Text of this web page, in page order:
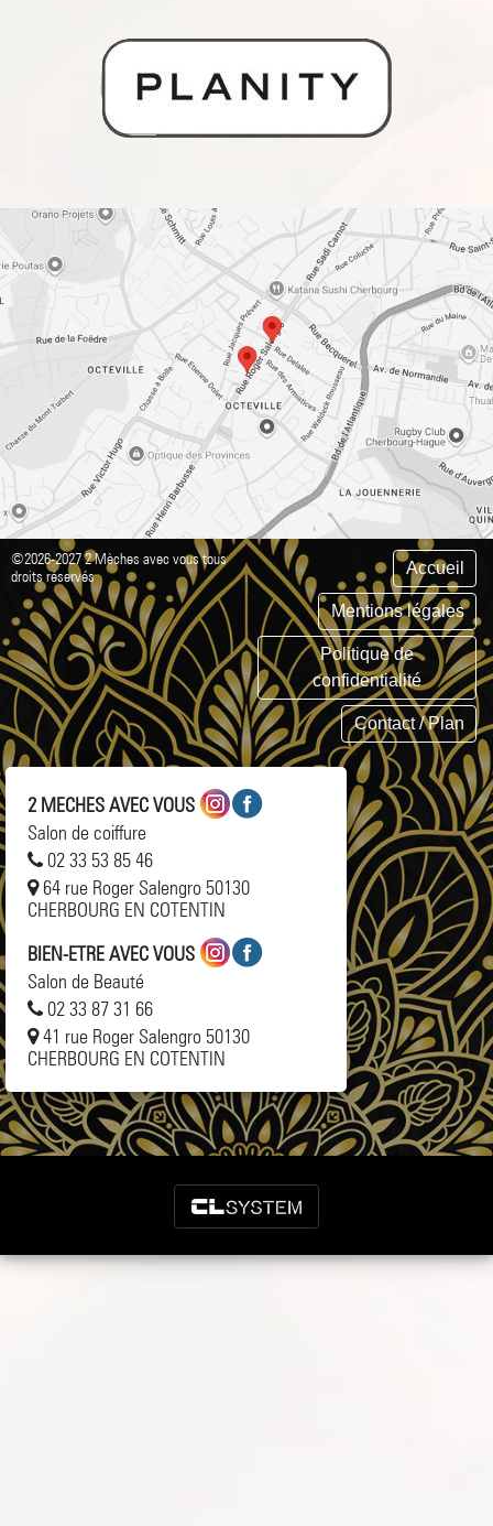
©2026-2027 2 Mèches avec vous tous
droits réservés
2 MECHES AVEC VOUS
Salon de coiffure
02 33 53 85 46
64 rue Roger Salengro 50130
CHERBOURG EN COTENTIN
BIEN-ETRE AVEC VOUS
Salon de Beauté
02 33 87 31 66
41 rue Roger Salengro 50130
CHERBOURG EN COTENTIN
Accueil
Mentions légales
Politique de
confidentialité
Contact / Plan